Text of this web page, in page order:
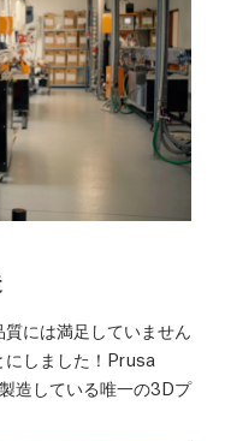
には満足していません
にしました！Prusa
造している唯一の3Dプ